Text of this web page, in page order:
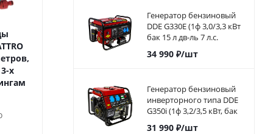
х
Хомут обжимной
QUATTRO ELEMENTI 13-19
мм, оцинкованный, 4 шт
Много
Хомут
Генератор бензиновый
DDE G330E (1ф 3,0/3,3 кВт
бак 15 л дв-ль 7 л.с.
элстарт)792-551
34 990₽/шт
Генератор бензиновый
инверторного типа DDE
G350i (1ф 3,2/3,5 кВт, бак
5,7 л, дв-ль 7 л.с.)794-968
31 990₽/шт